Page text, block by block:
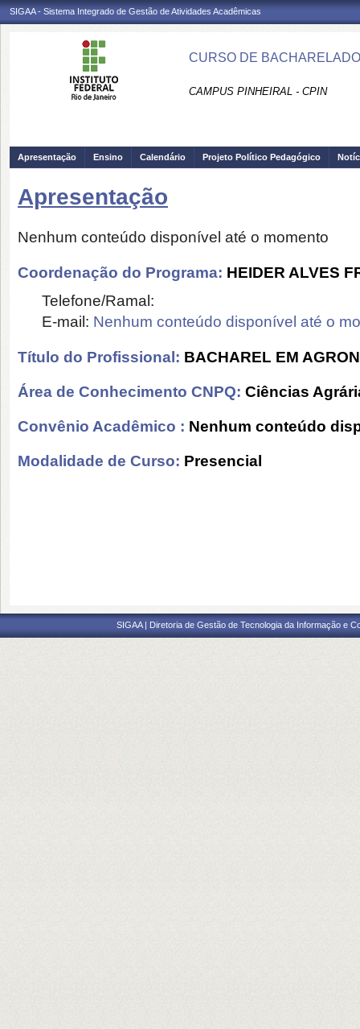
SIGAA - Sistema Integrado de Gestão de Atividades Acadêmicas
CURSO DE
CAMPUS PINHEIRAL - CPIN
Apresentação Ensino Calendário Projeto Político Pedagógico
Apresentação
Nenhum conteúdo disponível até o momento
Coordenação do Programa: HEIDER ALVES
Telefone/Ramal:
E-mail: Nenhum conteúdo disponível até o
Título do Profissional: BACHAREL EM
Área de Conhecimento CNPQ: Ciências
Convênio Acadêmico : Nenhum conteúdo
Modalidade de Curso: Presencial
SIGAA | Diretoria de Gestão de Tecnologia da Informação e